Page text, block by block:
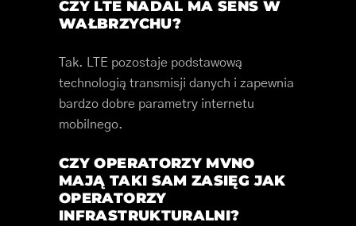
CZY LTE NADAL MA SENS W
WAŁBRZYCHU?
Tak. LTE pozostaje podstawową
technologią transmisji danych i zapewnia
bardzo dobre parametry internetu
mobilnego.
CZY OPERATORZY MVNO
MAJĄ TAKI SAM ZASIĘG JAK
OPERATORZY
INFRASTRUKTURALNI?